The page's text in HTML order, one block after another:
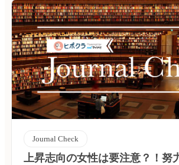
Journal Check
上昇志向の女性は要注意？！努